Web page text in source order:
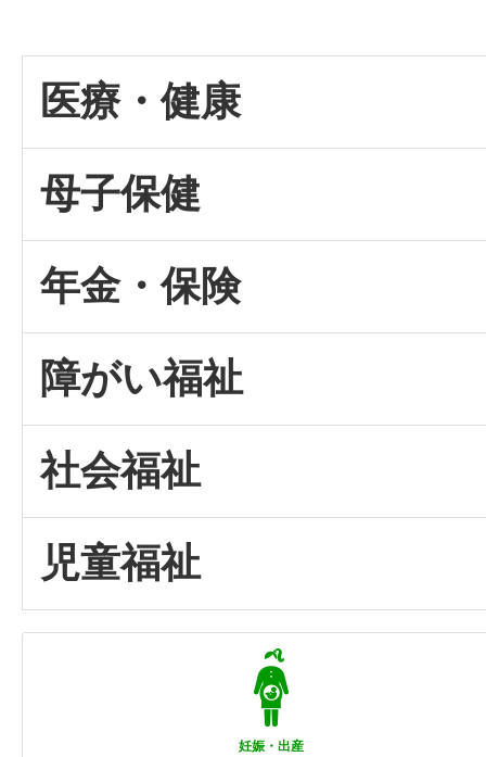
医療・健康
母子保健
年金・保険
障がい福祉
社会福祉
児童福祉
妊娠・出産